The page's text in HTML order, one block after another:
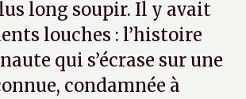
long soupir. Il y avait
louches : l’histoire
qui s’écrase sur une
condamnée à